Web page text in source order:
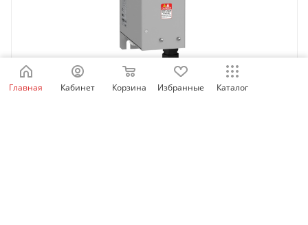
Главная Кабинет Корзина Избранные Каталог